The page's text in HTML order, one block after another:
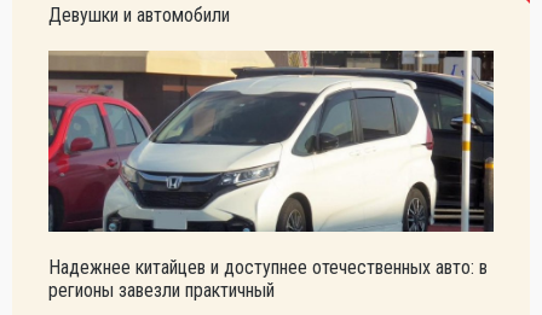
Девушки и автомобили
Надежнее китайцев и доступнее отечественных авто: в
регионы завезли практичный